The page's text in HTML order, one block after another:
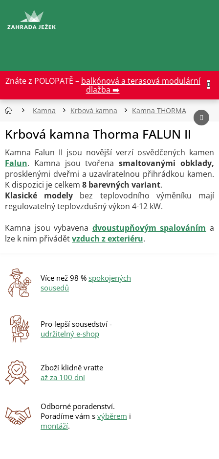
obsah
Znáte z POLOPATĚ – balkónová a terasová modulární
dlažba ➡️
Kamna Krbová kamna Kamna THORMA
Krbová kamna Thorma FALUN II
Kamna Falun II jsou novější verzí osvědčených kamen
Falun. Kamna jsou tvořenasmaltovanými obklady,
prosklenými dveřmi a uzavíratelnou přihrádkou kamen.
K dispozici je celkem 8 barevných variant.
Klasické modely bez teplovodního výměníku mají
regulovatelný teplovzdušný výkon 4-12 kW.
Kamna jsou vybavena dvoustupňovým spalováním a
lze k nim přivádětvzduch z exteriéru.
Více než 98 % spokojených
sousedů
Pro lepší sousedství -
udržitelný e-shop
Zboží klidně vraťte
až za 100 dní
Odborné poradenství.
Poradíme vám s výběrem i
montáží.